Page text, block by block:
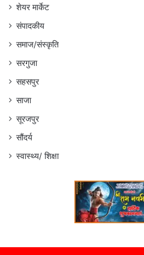
शेयर मार्केट
संपादकीय
समाज/संस्कृति
सरगुजा
सहसपुर
साजा
सूरजपुर
सौंदर्य
स्वास्थ्य/ शिक्षा